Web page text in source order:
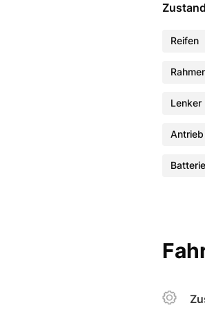
Reifen
Lenker
Antrieb
Batterie